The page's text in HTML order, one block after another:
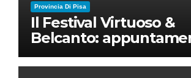
Provincia Di Pisa
Il Festival Virtuoso &
Belcanto:
28 luglio a Palazzo
Ruben Micieli